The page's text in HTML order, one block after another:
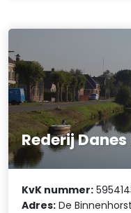
Rederij
KvK nummer:
Adres: De